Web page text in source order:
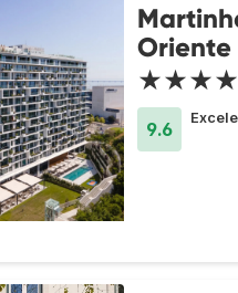
Oriente
9.6